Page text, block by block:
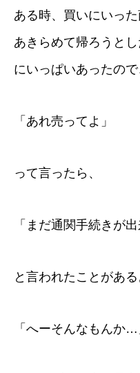
ある時、買いにいっ
あきらめて帰ろうと
にいっぱいあったので
「あれ売ってよ」
って言ったら、
「まだ通関手続きが
と言われたことがある
「へーそんなもんか